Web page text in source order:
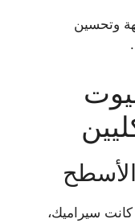
وتحسين
سيراميك،